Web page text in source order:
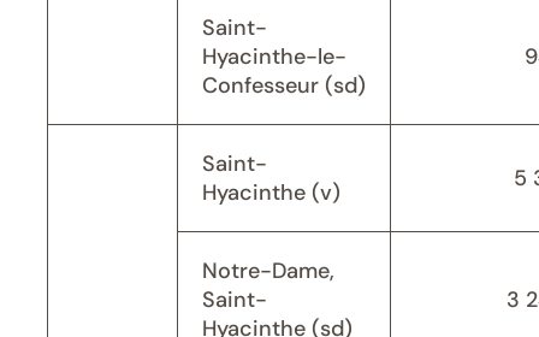
Saint-
Hyacinthe-le-
Confesseur (sd)
Saint-
Hyacinthe (v)
5
Notre-Dame,
Saint-
Hyacinthe (sd)
3